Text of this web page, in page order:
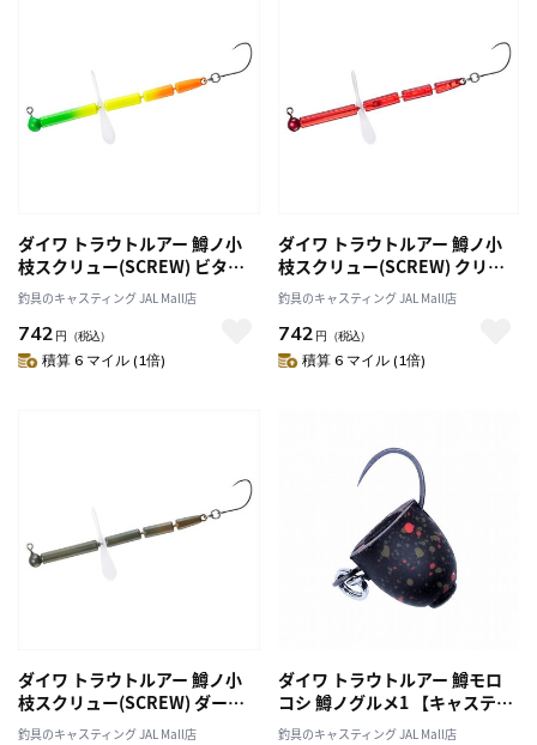
ダイワ トラウトルアー 鱒ノ小
枝スクリュー(SCREW) ビタミ
ン
釣具のキャスティング JAL Mall店
742 円 （税込）
積算 6 マイル (1倍)
ダイワ トラウトルアー 鱒ノ小
枝スクリュー(SCREW) クリア
レッド
釣具のキャスティング JAL Mall店
742 円 （税込）
積算 6 マイル (1倍)
ダイワ トラウトルアー 鱒ノ小
枝スクリュー(SCREW) ダーク
オリーブブラウン
釣具のキャスティング JAL Mall店
ダイワ トラウトルアー 鱒モロ
コシ 鱒ノグルメ1 【キャスティ
ングオリジナルカラー】
釣具のキャスティング JAL Mall店